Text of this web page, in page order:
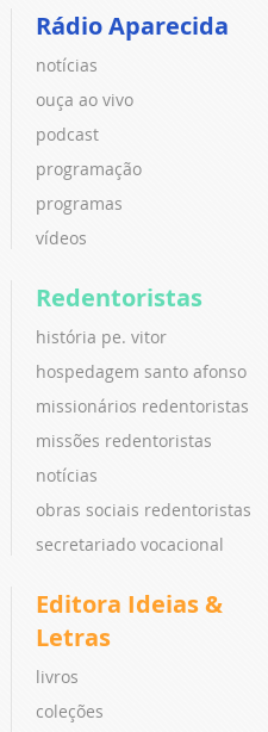
Rádio Aparecida
notícias
ouça ao vivo
podcast
programação
programas
vídeos
Redentoristas
história pe. vitor
hospedagem santo afonso
missionários redentoristas
missões redentoristas
notícias
obras sociais redentoristas
secretariado vocacional
Editora Ideias &
Letras
livros
coleções